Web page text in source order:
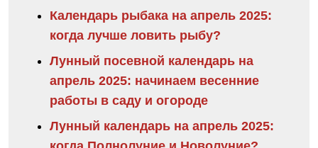
Календарь рыбака на апрель 2025:
когда лучше ловить рыбу?
Лунный посевной календарь на
апрель 2025: начинаем весенние
работы в саду и огороде
Лунный календарь на апрель 2025: